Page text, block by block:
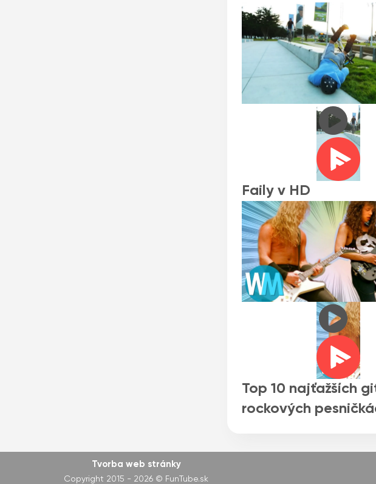
Faily v HD
Top 10 najťažších
rockových
Tvorba web stránky
Copyright 2015 - 2026 © FunTube.sk